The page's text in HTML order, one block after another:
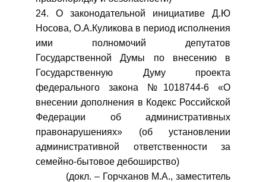
24. О законодательной инициативе Д.Ю
Носова, О.А.Куликова в период исполнения
ими полномочий депутатов
Государственной Думы по внесению в
Государственную Думу проекта
федерального закона №1018744-6 «О
внесении дополнения в Кодекс Российской
Федерации об административных
правонарушениях» (об установлении
административной ответственности за
семейно-бытовое дебоширство)
(докл. – Горчханов М.А., заместитель